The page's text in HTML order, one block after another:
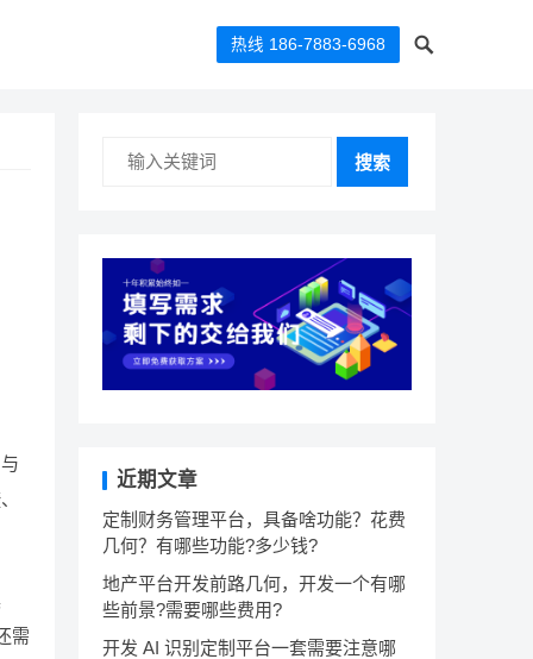
热线 186-7883-6968
需
搜索
近期文章
定制财务管理平台，具备啥功能？花费
几何？有哪些功能?多少钱?
地产平台开发前路几何，开发一个有哪
些前景?需要哪些费用?
开发 AI 识别定制平台一套需要注意哪